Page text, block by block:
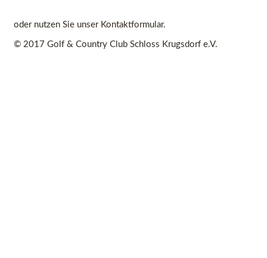
oder nutzen Sie unser Kontaktformular.
© 2017 Golf & Country Club Schloss Krugsdorf e.V.